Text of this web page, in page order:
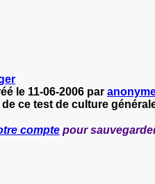
le 11-06-2006 par
de ce test de culture
compte pour